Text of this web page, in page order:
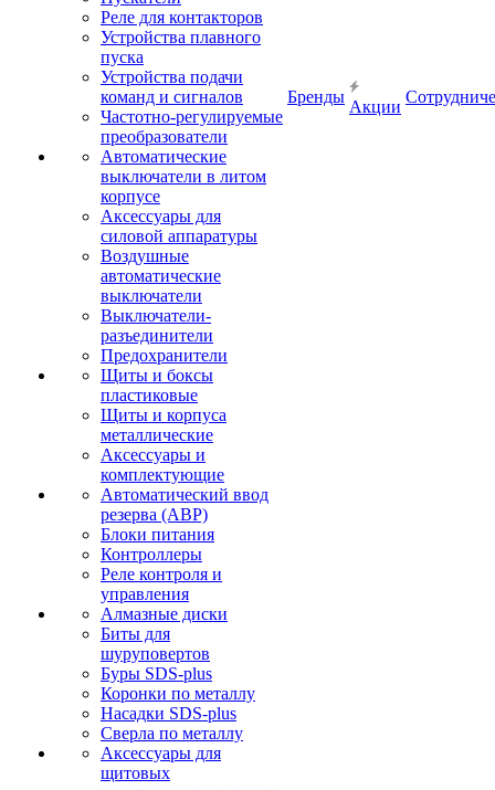
Реле для контакторов
Устройства плавного
пуска
Устройства подачи
команд и сигналов
Частотно-регулируемые
преобразователи
Автоматические
выключатели в литом
корпусе
Аксессуары для
силовой аппаратуры
Воздушные
автоматические
выключатели
Выключатели-
разъединители
Предохранители
Щиты и боксы
пластиковые
Щиты и корпуса
металлические
Аксессуары и
комплектующие
Автоматический ввод
резерва (АВР)
Блоки питания
Контроллеры
Реле контроля и
управления
Алмазные диски
Биты для
шуруповертов
Буры SDS-plus
Коронки по металлу
Насадки SDS-plus
Сверла по металлу
Аксессуары для
щитовых
Бренды
Акции